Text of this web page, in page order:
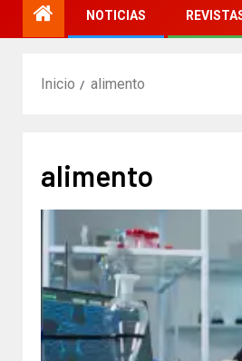
NOTICIAS
Inicio alimento
alimento